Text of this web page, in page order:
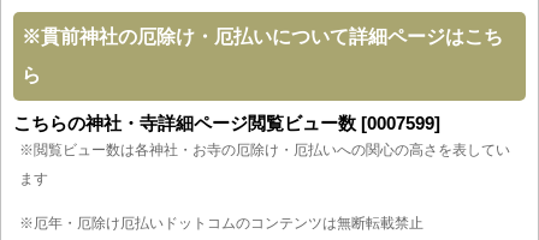
※貫前神社の厄除け・厄払いについて詳細ページはこち
ら
こちらの神社・寺詳細ページ閲覧ビュー数 [0007599]
※閲覧ビュー数は各神社・お寺の厄除け・厄払いへの関心の高さを表してい
ます
※厄年・厄除け厄払いドットコムのコンテンツは無断転載禁止